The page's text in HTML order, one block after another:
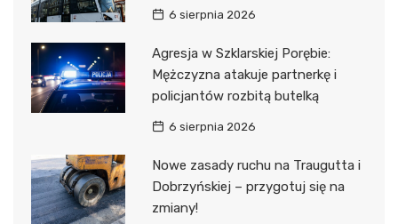
6 sierpnia 2026
Agresja w Szklarskiej Porębie:
Mężczyzna atakuje partnerkę i
policjantów rozbitą butelką
6 sierpnia 2026
Nowe zasady ruchu na Traugutta i
Dobrzyńskiej – przygotuj się na
zmiany!